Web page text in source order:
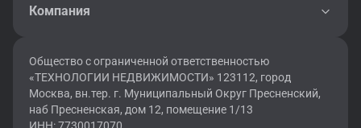
Компания
Общество с ограниченной ответственностью
«ТЕХНОЛОГИИ НЕДВИЖИМОСТИ» 123112, город
Москва, вн.тер. г. Муниципальный Округ Пресненский,
наб Пресненская, дом 12, помещение 1/13